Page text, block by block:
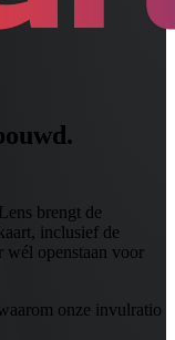
brengt de
inclusief de
wél openstaan voor
onze invulratio